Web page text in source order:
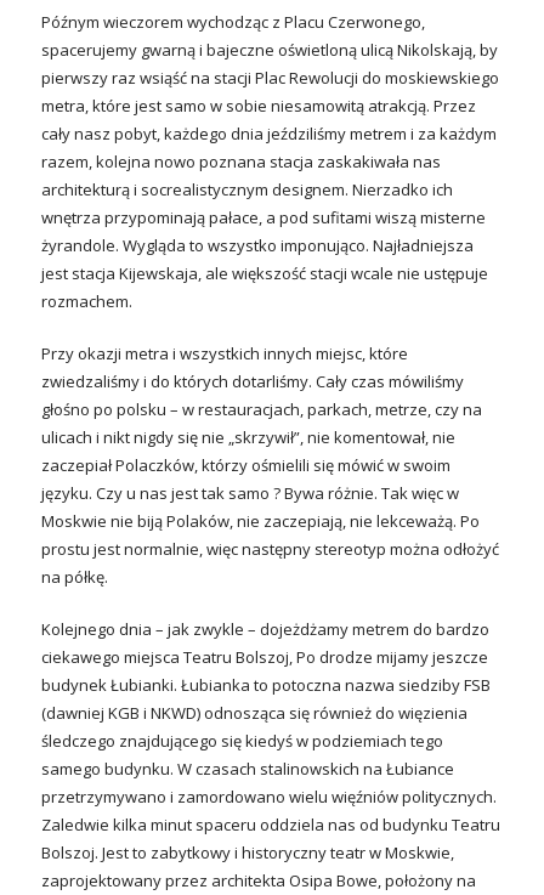
Późnym wieczorem wychodząc z Placu Czerwonego,
spacerujemy gwarną i bajeczne oświetloną ulicą Nikolskają, by
pierwszy raz wsiąść na stacji Plac Rewolucji do moskiewskiego
metra, które jest samo w sobie niesamowitą atrakcją. Przez
cały nasz pobyt, każdego dnia jeździliśmy metrem i za każdym
razem, kolejna nowo poznana stacja zaskakiwała nas
architekturą i socrealistycznym designem. Nierzadko ich
wnętrza przypominają pałace, a pod sufitami wiszą misterne
żyrandole. Wygląda to wszystko imponująco. Najładniejsza
jest stacja Kijewskaja, ale większość stacji wcale nie ustępuje
rozmachem.
Przy okazji metra i wszystkich innych miejsc, które
zwiedzaliśmy i do których dotarliśmy. Cały czas mówiliśmy
głośno po polsku – w restauracjach, parkach, metrze, czy na
ulicach i nikt nigdy się nie „skrzywił”, nie komentował, nie
zaczepiał Polaczków, którzy ośmielili się mówić w swoim
języku. Czy u nas jest tak samo ? Bywa różnie. Tak więc w
Moskwie nie biją Polaków, nie zaczepiają, nie lekceważą. Po
prostu jest normalnie, więc następny stereotyp można odłożyć
na półkę.
Kolejnego dnia – jak zwykle – dojeżdżamy metrem do bardzo
ciekawego miejsca Teatru Bolszoj, Po drodze mijamy jeszcze
budynek Łubianki. Łubianka to potoczna nazwa siedziby FSB
(dawniej KGB i NKWD) odnosząca się również do więzienia
śledczego znajdującego się kiedyś w podziemiach tego
samego budynku. W czasach stalinowskich na Łubiance
przetrzymywano i zamordowano wielu więźniów politycznych.
Zaledwie kilka minut spaceru oddziela nas od budynku Teatru
Bolszoj. Jest to zabytkowy i historyczny teatr w Moskwie,
zaprojektowany przez architekta Osipa Bowe, położony na